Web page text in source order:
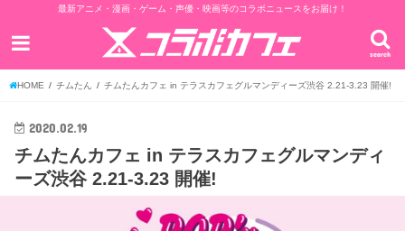
最新アニメ・漫画・ゲーム・声優・映画等のコラボニュースをお届け！
search
HOME チムたん チムたんカフェ in テラスカフェグルマンディーズ渋谷 2.21-3.23 開催!
2020.02.19
チムたんカフェ in テラスカフェグルマンディ
ーズ渋谷 2.21-3.23 開催!